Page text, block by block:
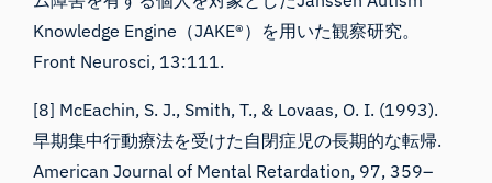
Knowledge Engine（JAKE®）を用いた観察研究。
Front Neurosci, 13:111.
[8] McEachin, S. J., Smith, T., & Lovaas, O. I. (1993).
早期集中行動療法を受けた自閉症児の長期的な転帰.
American Journal of Mental Retardation, 97, 359–